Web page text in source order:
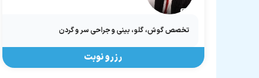
تخصص گوش، گلو، بینی و جراحی سر و گردن
رزرو نوبت